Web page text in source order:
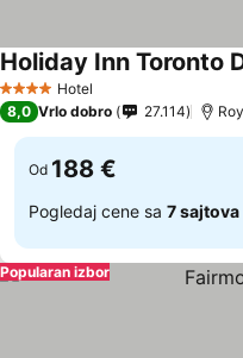
4 ZvezdiceHotel
Holiday Inn Toronto
8,0 Vrlo dobro 27.114
Od 188 €
Pogledaj cene sa 7 sajtova
Popularan izbor